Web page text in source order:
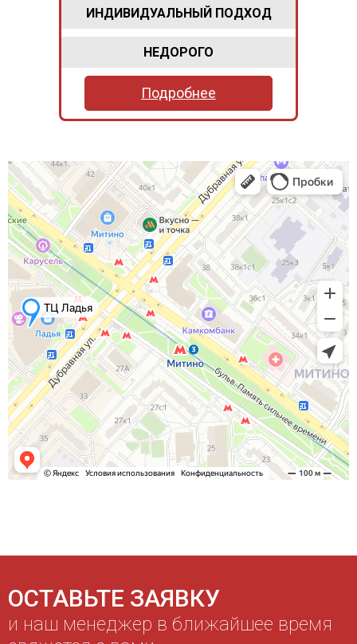
ИНДИВИДУАЛЬНЫЙ ПОДХОД
НЕДОРОГО
Подробнее
ОСТАВЬТЕ ЗАЯВКУ
и наш менеджер в ближайшее время